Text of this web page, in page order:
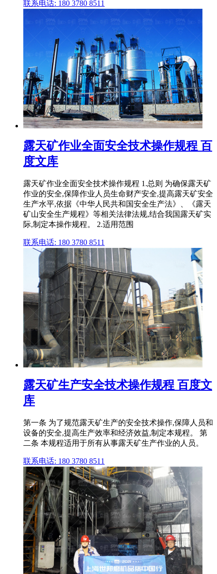
联系电话: 180 3780 8511
露天矿作业全面安全技术操作规程 百
度文库
露天矿作业全面安全技术操作规程 1.总则 为确保露天矿
作业的安全,保障作业人员生命财产安全,提高露天矿安全
生产水平,依据《中华人民共和国安全生产法》、《露天
矿山安全生产规程》等相关法律法规,结合我国露天矿实
际,制定本操作规程。 2.适用范围
联系电话: 180 3780 8511
露天矿生产安全技术操作规程 百度文
库
第一条 为了规范露天矿生产的安全技术操作,保障人员和
设备的安全,提高生产效率和经济效益,制定本规程。 第
二条 本规程适用于所有从事露天矿生产作业的人员。
联系电话: 180 3780 8511